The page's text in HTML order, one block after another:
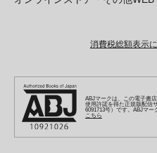
少年ジャンプ+
ZEBRACK
ジャンプルーキー！
S-MANGA
集英社コミック文庫
週刊ヤングジャンプ
ヤングジャンプ定期購読デジタ
集英社コミック文庫
りぼん
マーガレット
別冊マーガレット
ジャンプTOON
S-MANGA
集英社コミック文庫
マンガMee公式サイト
リマコミ
LEE
eclat
T JAPAN
Sportiva
パラスポ
web 集英社文庫
青春と読書
アジア人物史
1日5分で、明日は変わる よ
集英社ビジネス書
集英社新書
集英社新書プラス - 知の水先案
kotoba
ライトノベル・ノベライズ
JUMP j-BOOKS
ダッシュエックス文庫公式サ
集英社Webマガジン コバルト
集英社みらい文庫
集英社の児童図書 S-
ジャンプキャラクターズスト
HAPPY PLUS STORE
SHUEISHA VOX
LEEマルシェ
その他WEBサービス
集英社エディターズ・ラボ
消費税総額表示
ABJマークは、この電子書
使用許諾を得た正規版配信
6091713号）です。ABJマ
こちら